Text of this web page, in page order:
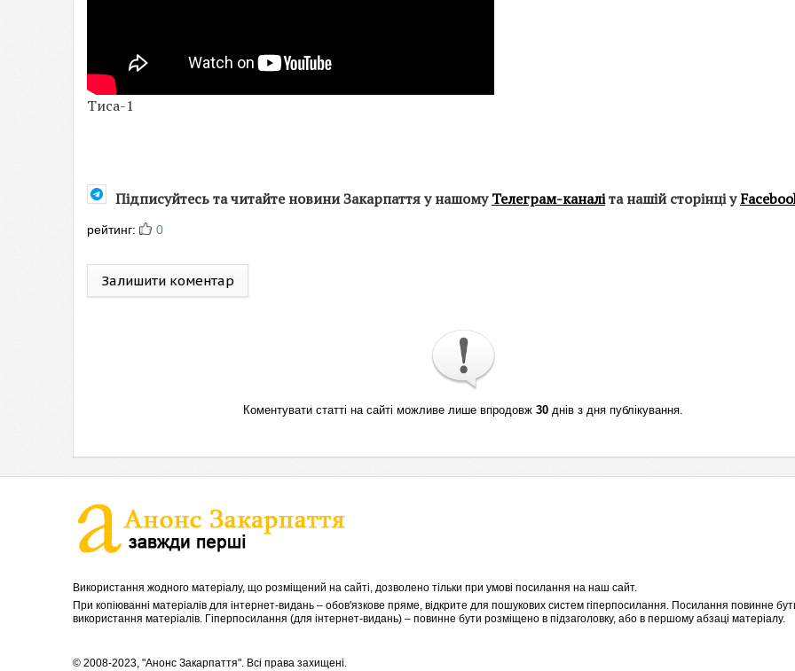
Тиса-1
Підписуйтесь та читайте новини Закарпаття у нашомуТелеграм-каналіта нашій сторінці у
рейтинг: 0
Залишити коментар
Коментувати статті на сайті можливе лише впродовж 30 днів з дня публікування.
Використання жодного матеріалу, що розміщений на сайті, дозволено тільки при умові посилання на наш сайт.
При копіюванні матеріалів для інтернет-видань – обов'язкове пряме, відкрите для пошукових систем гіперпосилання. Посилання повинне
використання матеріалів. Гіперпосилання (для інтернет-видань) – повинне бути розміщено в підзаголовку, або в першому абзаці матеріалу.
© 2008-2023, "Анонс Закарпаття". Всі права захищені.